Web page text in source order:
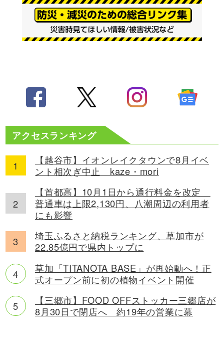
アクセスランキング
【越谷市】イオンレイクタウンで8月イベ
ント相次ぎ中止 kaze・mori
【首都高】10月1日から通行料金を改定
普通車は上限2,130円、八潮周辺の利用者
にも影響
埼玉ふるさと納税ランキング、草加市が
22.85億円で県内トップに
草加「TITANOTA BASE」が再始動へ！正
式オープン前に初の植物イベント開催
【三郷市】FOOD OFFストッカー三郷店が
8月30日で閉店へ 約19年の営業に幕